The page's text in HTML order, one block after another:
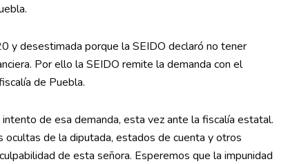
y desestimada porque la SEIDO declaró no tener
Por ello la SEIDO remite la demanda con el
de Puebla.
de esa demanda, esta vez ante la fiscalía estatal.
de la diputada, estados de cuenta y otros
de esta señora. Esperemos que la impunidad